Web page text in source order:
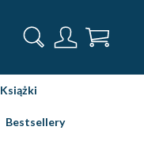
Książki
Bestsellery